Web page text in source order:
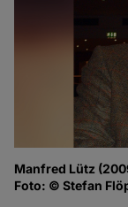
Manfred Lütz
Foto: © Stefan